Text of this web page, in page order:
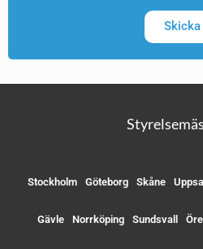
Skicka
Stockholm Göteborg Skåne
Gävle Norrköping Sundsvall